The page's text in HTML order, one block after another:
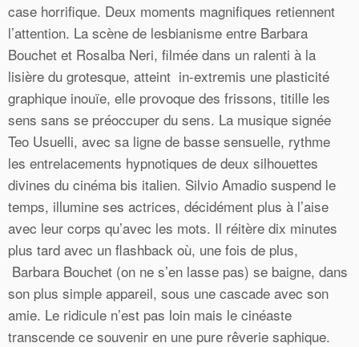
case horrifique. Deux moments magnifiques retiennent
l’attention. La scène de lesbianisme entre Barbara
Bouchet et Rosalba Neri, filmée dans un ralenti à la
lisière du grotesque, atteint in-extremis une plasticité
graphique inouïe, elle provoque des frissons, titille les
sens sans se préoccuper du sens. La musique signée
Teo Usuelli, avec sa ligne de basse sensuelle, rythme
les entrelacements hypnotiques de deux silhouettes
divines du cinéma bis italien. Silvio Amadio suspend le
temps, illumine ses actrices, décidément plus à l’aise
avec leur corps qu’avec les mots. Il réitère dix minutes
plus tard avec un flashback où, une fois de plus,
Barbara Bouchet (on ne s’en lasse pas) se baigne, dans
son plus simple appareil, sous une cascade avec son
amie. Le ridicule n’est pas loin mais le cinéaste
transcende ce souvenir en une pure rêverie saphique.